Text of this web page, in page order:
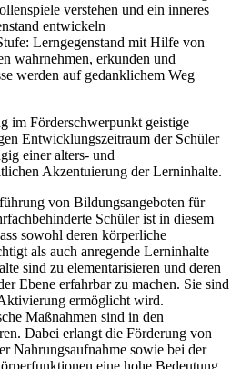
verstehen und ein inneres
entwickeln
Lerngegenstand mit Hilfe von
wahrnehmen, erkunden und
werden auf gedanklichem Weg
im Förderschwerpunkt geistige
Entwicklungszeitraum der Schüler
einer alters- und
Akzentuierung der Lerninhalte.
von Bildungsangeboten für
Schüler ist in diesem
sowohl deren körperliche
als auch anregende Lerninhalte
sind zu elementarisieren und deren
Ebene erfahrbar zu machen. Sie sind
ermöglicht wird.
Maßnahmen sind in den
Dabei erlangt die Förderung von
Nahrungsaufnahme sowie bei der